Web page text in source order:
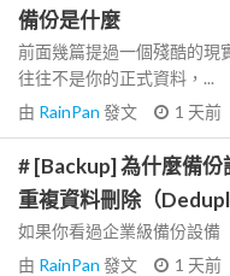
備份是什麼
前面幾篇提過一個殘酷的現
往往不是你的正式資料，...
由 RainPan 發文 1 天前
# [Backup] 為什麼備
重複資料刪除（
如果你看過企業級備份設備
由 RainPan 發文 1 天前